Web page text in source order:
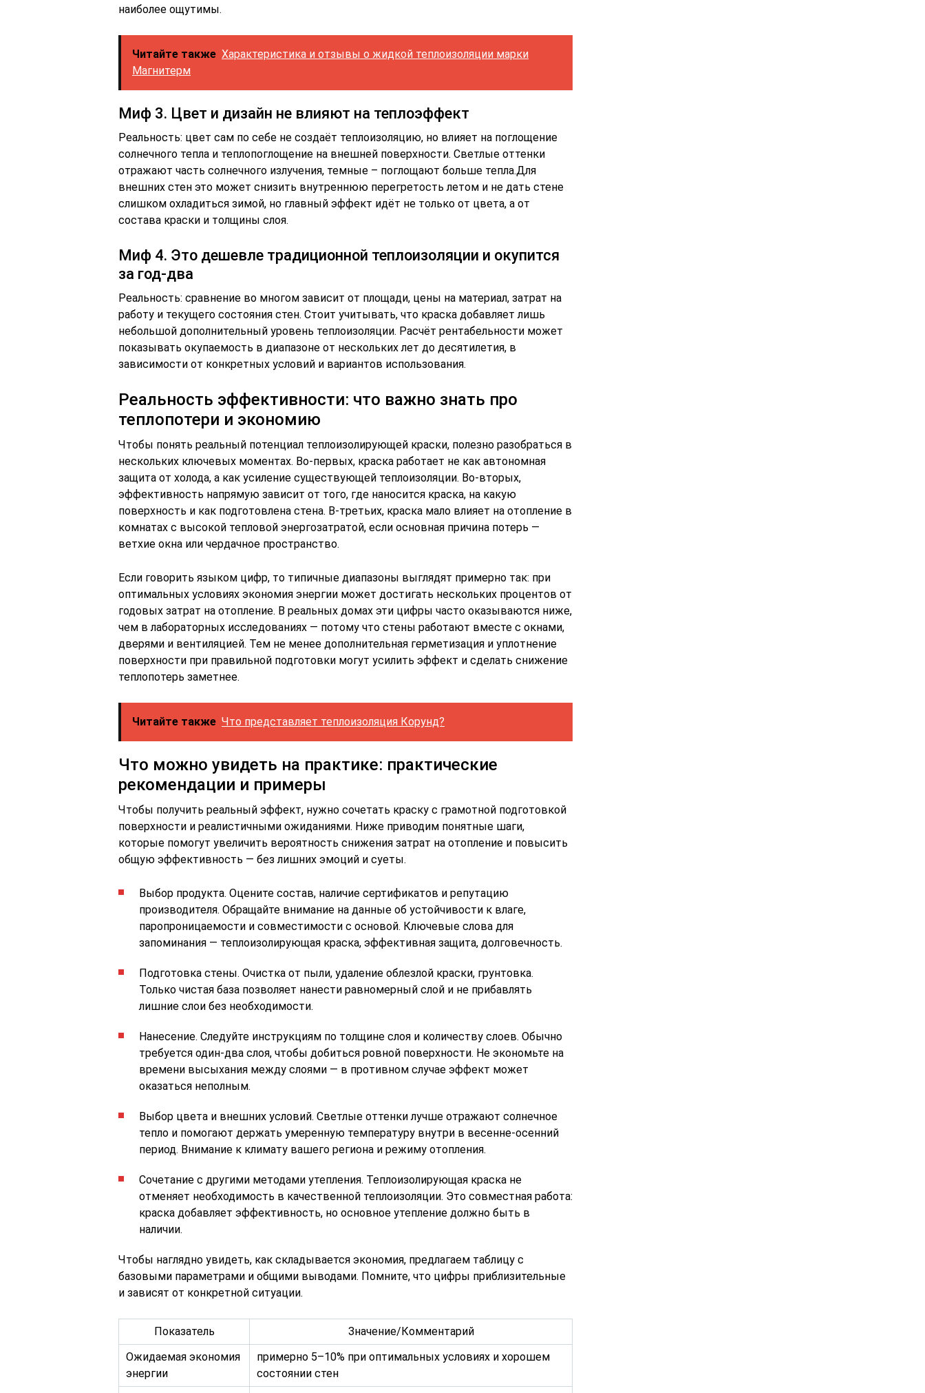
наиболее ощутимы.
Читайте также Характеристика и отзывы о жидкой теплоизоляции марки
Магнитерм
Миф 3. Цвет и дизайн не влияют на теплоэффект
Реальность: цвет сам по себе не создаёт теплоизоляцию, но влияет на поглощение
солнечного тепла и теплопоглощение на внешней поверхности. Светлые оттенки
отражают часть солнечного излучения, темные – поглощают больше тепла.Для
внешних стен это может снизить внутреннюю перегретость летом и не дать стене
слишком охладиться зимой, но главный эффект идёт не только от цвета, а от
состава краски и толщины слоя.
Миф 4. Это дешевле традиционной теплоизоляции и окупится
за год-два
Реальность: сравнение во многом зависит от площади, цены на материал, затрат на
работу и текущего состояния стен. Стоит учитывать, что краска добавляет лишь
небольшой дополнительный уровень теплоизоляции. Расчёт рентабельности может
показывать окупаемость в диапазоне от нескольких лет до десятилетия, в
зависимости от конкретных условий и вариантов использования.
Реальность эффективности: что важно знать про
теплопотери и экономию
Чтобы понять реальный потенциал теплоизолирующей краски, полезно разобраться в
нескольких ключевых моментax. Во-первых, краска работает не как автономная
защита от холода, а как усиление существующей теплоизоляции. Во-вторых,
эффективность напрямую зависит от того, где наносится краска, на какую
поверхность и как подготовлена стена. В-третьих, краска мало влияет на отопление в
комнатах с высокой тепловой энергозатратой, если основная причина потерь —
ветхие окна или чердачное пространство.
Если говорить языком цифр, то типичные диапазоны выглядят примерно так: при
оптимальных условиях экономия энергии может достигать нескольких процентов от
годовых затрат на отопление. В реальных домах эти цифры часто оказываются ниже,
чем в лабораторных исследованиях — потому что стены работают вместе с окнами,
дверями и вентиляцией. Тем не менее дополнительная герметизация и уплотнение
поверхности при правильной подготовки могут усилить эффект и сделать снижение
теплопотерь заметнее.
Читайте также Что представляет теплоизоляция Корунд?
Что можно увидеть на практике: практические
рекомендации и примеры
Чтобы получить реальный эффект, нужно сочетать краску с грамотной подготовкой
поверхности и реалистичными ожиданиями. Ниже приводим понятные шаги,
которые помогут увеличить вероятность снижения затрат на отопление и повысить
общую эффективность — без лишних эмоций и суеты.
Выбор продукта. Оцените состав, наличие сертификатов и репутацию
производителя. Обращайте внимание на данные об устойчивости к влаге,
паропроницаемости и совместимости с основой. Ключевые слова для
запоминания — теплоизолирующая краска, эффективная защита, долговечность.
Подготовка стены. Очистка от пыли, удаление облезлой краски, грунтовка.
Только чистая база позволяет нанести равномерный слой и не прибавлять
лишние слои без необходимости.
Нанесение. Следуйте инструкциям по толщине слоя и количеству слоев. Обычно
требуется один-два слоя, чтобы добиться ровной поверхности. Не экономьте на
времени высыхания между слоями — в противном случае эффект может
оказаться неполным.
Выбор цвета и внешних условий. Светлые оттенки лучше отражают солнечное
тепло и помогают держать умеренную температуру внутри в весенне-осенний
период. Внимание к климату вашего региона и режиму отопления.
Сочетание с другими методами утепления. Теплоизолирующая краска не
отменяет необходимость в качественной теплоизоляции. Это совместная работа:
краска добавляет эффективность, но основное утепление должно быть в
наличии.
Чтобы наглядно увидеть, как складывается экономия, предлагаем таблицу с
базовыми параметрами и общими выводами. Помните, что цифры приблизительные
и зависят от конкретной ситуации.
Показатель
Значение/Комментарий
Ожидаемая экономия
энергии
примерно 5–10% при оптимальных условиях и хорошем
состоянии стен